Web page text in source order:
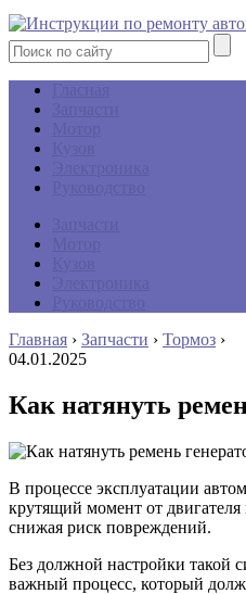
Главная › Запчасти › Тормоз ›
04.01.2025
Как натянуть
В процессе эксплуатации
крутящий момент от
снижая риск повреждений.
Без должной настройки такой
важный процесс, который